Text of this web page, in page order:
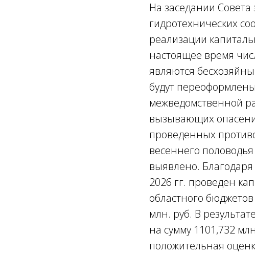
На заседании
гидротехнических
реализации
настоящее время
являются
будут
межведомственной
вызывающих
проведенных
весеннего
выявлено.
2026 гг. проведен
областного
млн. руб. В
на сумму 1101,732
положительная